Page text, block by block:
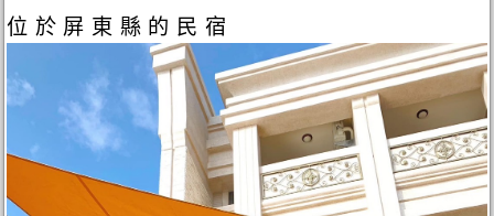
位於屏東縣的民宿